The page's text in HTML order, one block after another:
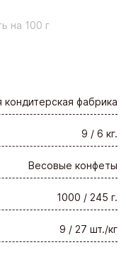
на 100 г
фабрика
9 / 6 кг.
Весовые конфеты
1000 / 245 г.
9 / 27 шт./кг